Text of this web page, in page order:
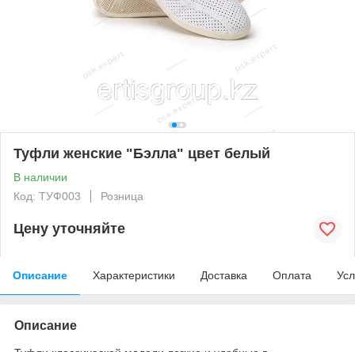
Туфли женские "Бэлла" цвет белый
В наличии
Код: ТУФ003
Розница
Цену уточняйте
Описание Характеристики Доставка Оплата
Описание